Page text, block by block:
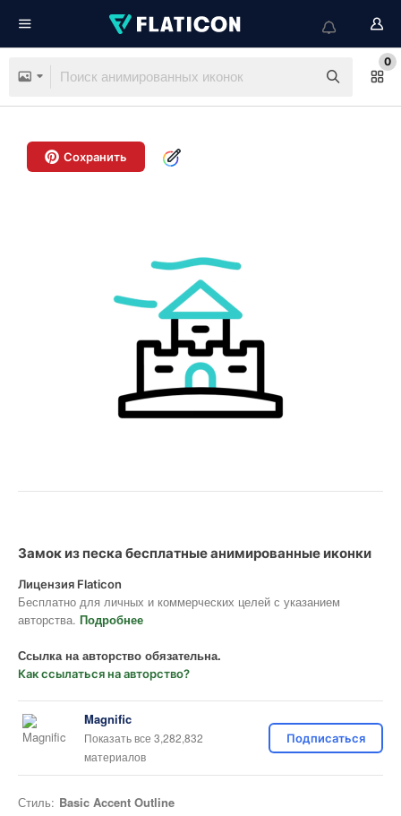
0
Сохранить
Замок из песка бесплатные анимированные иконки
Лицензия Flaticon
Бесплатно для личных и коммерческих целей с указанием
авторства. Подробнее
Ссылка на авторство обязательна.
Как ссылаться на авторство?
Magnific
Показать все 3,282,832
материалов
Подписаться
Стиль: Basic Accent Outline